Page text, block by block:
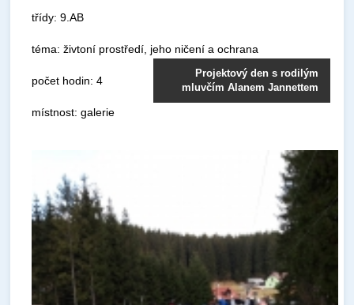
Projektový den s rodilým
mluvčím Alanem Jannettem
třídy: 9.AB
téma: živtoní prostředí, jeho ničení a ochrana
počet hodin: 4
místnost: galerie